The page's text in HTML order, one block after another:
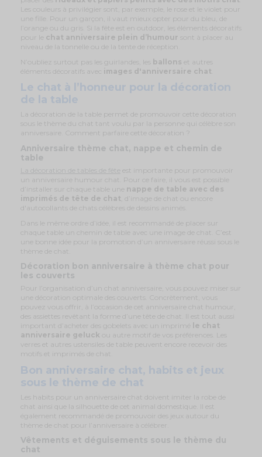
Les couleurs à privilégier sont, par exemple, le rose et le violet pour
une fille. Pour un garçon, il vaut mieux opter pour du bleu, de
l’orange ou du gris. Si la fête est en outdoor, les éléments décoratifs
pour le chat anniversaire plein d’humour sont à placer au
niveau de la tonnelle ou de la tente de réception.
N’oubliez surtout pas les guirlandes, les
ballons et autres
éléments décoratifs avec images d'anniversaire chat
Le chat à l’honneur pour la décoration
de la table
La décoration de la table permet de promouvoir cette décoration
sous le thème du chat tant voulu par la personne qui célèbre son
anniversaire. Comment parfaire cette décoration ?
Anniversaire thème chat, nappe et chemin de
table
La décoration de tables de fête est importante pour promouvoir
un anniversaire humour chat. Pour ce faire, il vous est possible
d’installer sur chaque table une nappe de table avec des
imprimés de tête de chat , d’image de chat ou encore
d'autocollants de chats célèbres de dessins animés.
Dans le même ordre d’idée, il est recommandé de placer sur
chaque table un chemin de table avec une image de chat. C’est
une bonne idée pour la promotion d’un anniversaire réussi sous le
thème de chat.
Décoration bon anniversaire à thème chat pour
les couverts
Pour l’organisation d’un chat anniversaire, vous pouvez miser sur
une décoration optimale des couverts. Concrètement, vous
pouvez vous offrir, à l’occasion de cet anniversaire chat humour,
des assiettes revêtant la forme d’une tête de chat. Il est tout aussi
important d’acheter des gobelets avec un imprimé
le chat
anniversaire geluck ou autre motif de vos préférences. Les
verres et autres ustensiles de table peuvent encore recevoir des
motifs et imprimés de chat.
Bon anniversaire chat, habits et jeux
sous le thème de chat
Les habits pour un anniversaire chat doivent imiter la robe de
chat ainsi que la silhouette de cet animal domestique. Il est
également recommandé de promouvoir des jeux autour du
thème de chat pour l’anniversaire à célébrer.
Vêtements et déguisements sous le thème du
chat